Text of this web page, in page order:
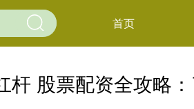
首页
杆 股票配资全攻略